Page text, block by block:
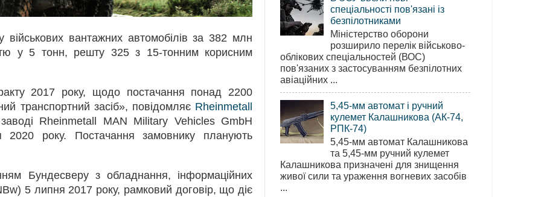
вантажних автомобілів за 382 млн
у 5 тонн, решту 325 з 15-тонним корисним
2017 року, щодо постачання понад 2200
транспортний засіб», повідомляє Rheinmetall
Rheinmetall MAN Military Vehicles GmbH
року. Постачання замовнику планують
Бундесверу з обладнання, інформаційних
5 липня 2017 року, рамковий договір, що діє
спеціальності пов'язані із
безпілотниками
Міністерство оборони
розширило перелік військово-
облікових спеціальностей (ВОС)
пов'язаних з застосуванням безпілотних
авіаційних ...
5,45-мм автомат і ручний
кулемет Калашникова (АК-74,
РПК-74)
5,45-мм автомат Калашникова
та 5,45-мм ручний кулемет
Калашникова призначені для знищення
живої сили та ураження вогневих засобів
...